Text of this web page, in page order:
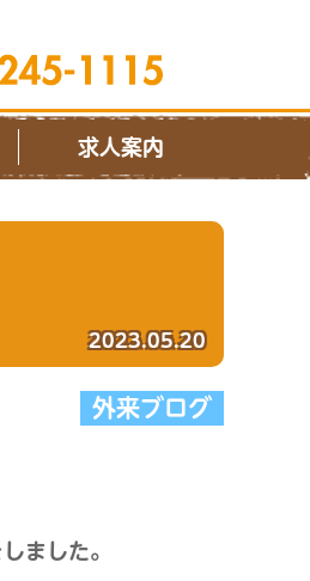
求人案内
2023.05.20
外来ブログ
ました。